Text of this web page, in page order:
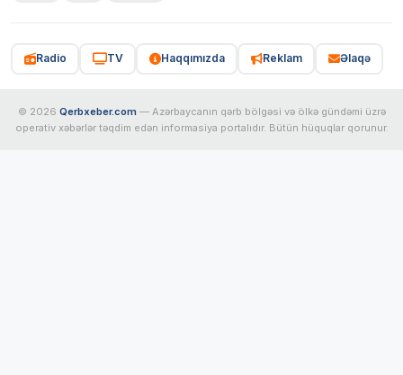
Radio TV Haqqımızda Reklam Əlaqə
© 2026 Qerbxeber.com — Azərbaycanın qərb bölgəsi və ölkə gündəmi üzrə
operativ xəbərlər təqdim edən informasiya portalıdır. Bütün hüquqlar qorunur.